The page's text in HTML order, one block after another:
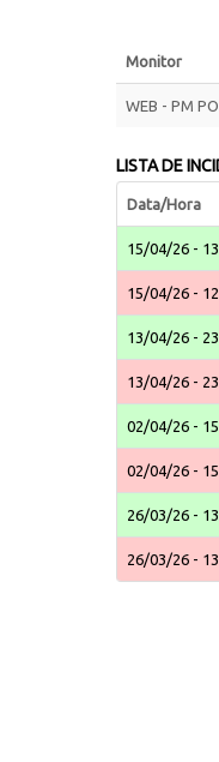
Monitor
WEB - PM
LISTA DE
Data/Hora
15/04/26 -
15/04/26 -
13/04/26 -
13/04/26 -
02/04/26 -
02/04/26 -
26/03/26 -
26/03/26 -